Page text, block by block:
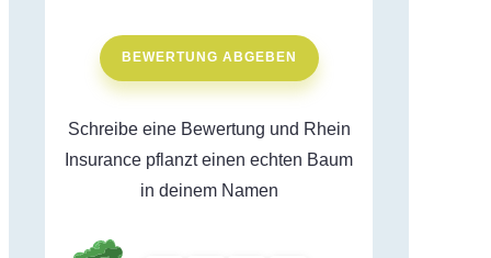
BEWERTUNG ABGEBEN
Schreibe eine Bewertung und Rhein
Insurance pflanzt einen echten Baum
in deinem Namen